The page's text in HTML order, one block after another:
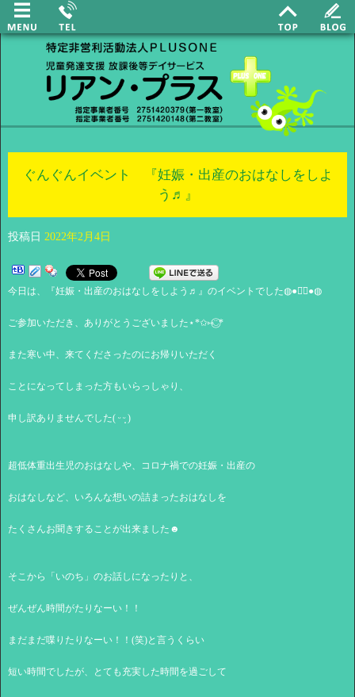
ぐんぐんイベント 『妊娠・出産のおはなしをしよ
う♬』
投稿日 2022年2月4日
今日は、『妊娠・出産のおはなしをしよう♬』のイベントでした◍●⌄̈⃝●◍
ご参加いただき、ありがとうございました⋆*✩⑅◡̈⃝*
また寒い中、来てくださったのにお帰りいただく
ことになってしまった方もいらっしゃり、
申し訳ありませんでした( ᵕ ᵕ̩̩ )
超低体重出生児のおはなしや、コロナ禍での妊娠・出産の
おはなしなど、いろんな想いの詰まったおはなしを
たくさんお聞きすることが出来ました☻
そこから「いのち」のお話しになったりと、
ぜんぜん時間がたりなーい！！
まだまだ喋りたりなーい！！(笑)と言うくらい
短い時間でしたが、とても充実した時間を過ごして